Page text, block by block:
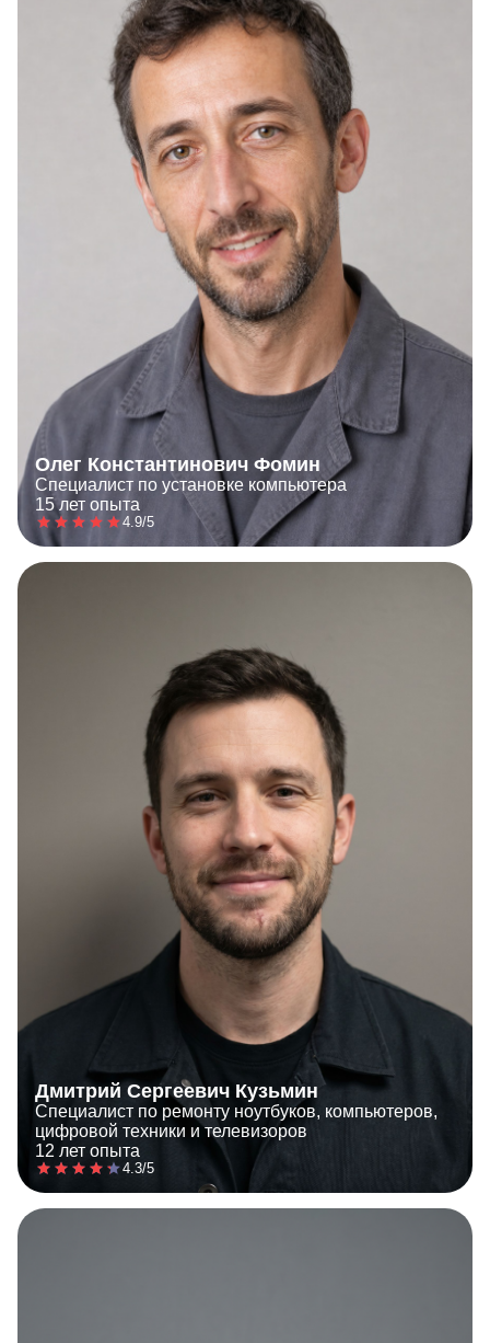
Олег Константинович Фомин
Специалист по установке компьютера
15 лет опыта
4.9/5
Дмитрий Сергеевич Кузьмин
Специалист по ремонту ноутбуков, компьютеров,
цифровой техники и телевизоров
12 лет опыта
4.3/5